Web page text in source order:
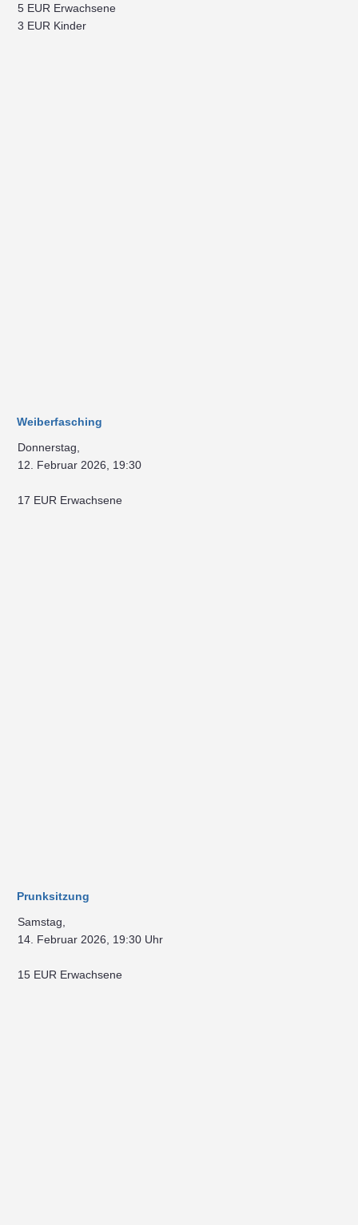
5 EUR Erwachsene
3 EUR Kinder
Weiberfasching
Donnerstag,
12. Februar 2026, 19:30
17 EUR Erwachsene
Prunksitzung
Samstag,
14. Februar 2026, 19:30 Uhr
15 EUR Erwachsene